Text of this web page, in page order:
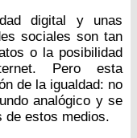
digital y unas
sociales son tan
o la posibilidad
Pero esta
de la igualdad: no
analógico y se
de estos medios.